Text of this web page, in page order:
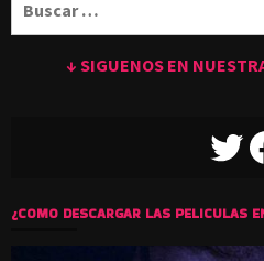
↓ SIGUENOS EN
TWITTER
¿COMO DESCARGAR LAS PELICULAS